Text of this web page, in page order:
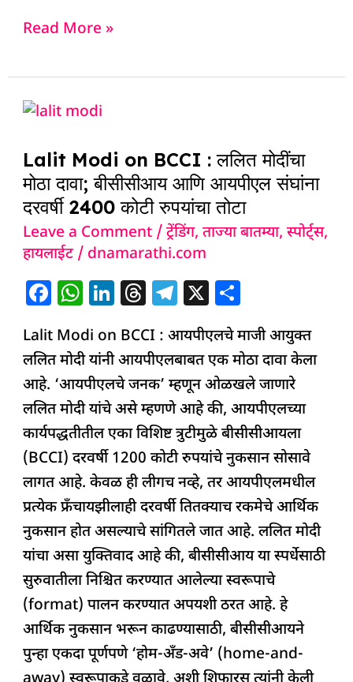
c
b
o
o
k
at
A
p
p
dI d ra
Read More »
Lalit Modi on BCCI : ललित मोदींचा
मोठा दावा; बीसीसीआय आणि आयपीएल संघांना
दरवर्षी 2400 कोटी रुपयांचा तोटा
Leave a Comment /ट्रेंडिंग,ताज्या बातम्या,स्पोर्ट्स,
हायलाईट/ dnamarathi.com
F
c
e
b
o
o
k
W
at
s
A
p
p
Li
k
e
dI
n
T
re
a
d
s
T
el
e
g
ra
m
X
ar
e
Lalit Modi on BCCI : आयपीएलचे माजी आयुक्त
ललित मोदी यांनी आयपीएलबाबत एक मोठा दावा केला
आहे. ‘आयपीएलचे जनक’ म्हणून ओळखले जाणारे
ललित मोदी यांचे असे म्हणणे आहे की, आयपीएलच्या
कार्यपद्धतीतील एका विशिष्ट त्रुटीमुळे बीसीसीआयला
(BCCI) दरवर्षी 1200 कोटी रुपयांचे नुकसान सोसावे
लागत आहे. केवळ ही लीगच नव्हे, तर आयपीएलमधील
प्रत्येक फ्रँचायझीलाही दरवर्षी तितक्याच रकमेचे आर्थिक
नुकसान होत असल्याचे सांगितले जात आहे. ललित मोदी
यांचा असा युक्तिवाद आहे की, बीसीसीआय या स्पर्धेसाठी
सुरुवातीला निश्चित करण्यात आलेल्या स्वरूपाचे
(format) पालन करण्यात अपयशी ठरत आहे. हे
आर्थिक नुकसान भरून काढण्यासाठी, बीसीसीआयने
पुन्हा एकदा पूर्णपणे ‘होम-अँड-अवे’ (home-and-
Lalit
on
BCCI
:
ललित
मोदींचा
मोठा
दावा;
बीसीसीआय
आणि
आयपीएल
संघांना
दरवर्षी
2400
कोटी
रुपयांचा
तोटा